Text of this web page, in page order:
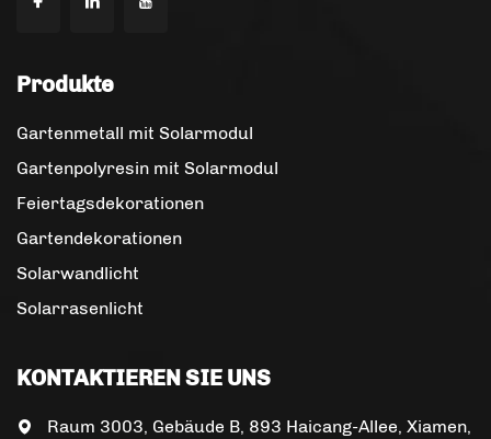
Produkte
Gartenmetall mit Solarmodul
Gartenpolyresin mit Solarmodul
Feiertagsdekorationen
Gartendekorationen
Solarwandlicht
Solarrasenlicht
KONTAKTIEREN SIE UNS
Raum 3003, Gebäude B, 893 Haicang-Allee, Xiamen,